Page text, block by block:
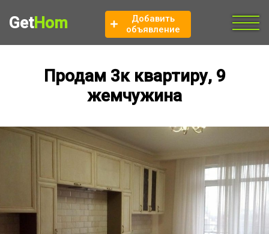
GetHom
Добавить
объявление
Продам 3к квартиру, 9
жемчужина